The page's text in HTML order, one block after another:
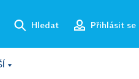
Hledat Přihlásit se